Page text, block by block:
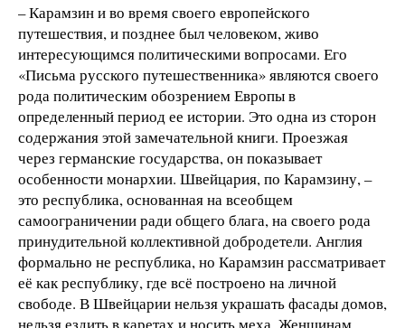
– Карамзин и во время своего европейского
путешествия, и позднее был человеком, живо
интересующимся политическими вопросами. Его
«Письма русского путешественника» являются своего
рода политическим обозрением Европы в
определенный период ее истории. Это одна из сторон
содержания этой замечательной книги. Проезжая
через германские государства, он показывает
особенности монархии. Швейцария, по Карамзину, –
это республика, основанная на всеобщем
самоограничении ради общего блага, на своего рода
принудительной коллективной добродетели. Англия
формально не республика, но Карамзин рассматривает
её как республику, где всё построено на личной
свободе. В Швейцарии нельзя украшать фасады домов,
нельзя ездить в каретах и носить меха. Женщинам